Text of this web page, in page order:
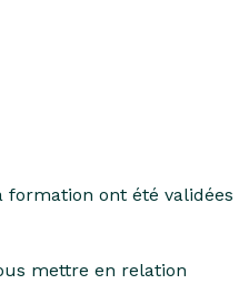
ont été validées
mettre en relation